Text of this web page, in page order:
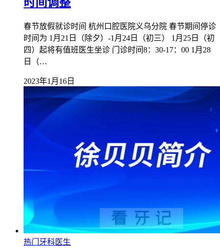
春节放假就诊时间 杭州口腔医院义乌分院 春节期间停诊
时间为 1月21日（除夕）-1月24日（初三） 1月25日（初
四）起将有值班医生坐诊 门诊时间8：30-17：00 1月28
日（…
2023年1月16日
热门牙科医生